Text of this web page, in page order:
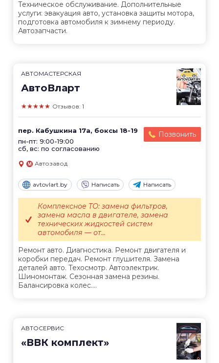
Техническое обслуживание. Дополнительные
услуги: эвакуация авто, установка защиты мотора,
подготовка автомобиля к зимнему периоду.
Автозапчасти.
АВТОМАСТЕРСКАЯ
АвтоВларт
★★★★★ Отзывов: 1
пер. Кабушкина 17а, боксы 18-19
пн-пт: 9:00-19:00
сб, вс: по согласованию
Позвонить
Автозавод
avtovlart.by Написать Написать
Ремонт авто. Диагностика. Ремонт двигателя и
коробки передач. Ремонт глушителя. Замена
деталей авто. Техосмотр. Автоэлектрик.
Шиномонтаж. Сезонная замена резины.
Балансировка колес....
Комплексное ТО: замена фильтров,
замена масла в двигателе, замена
технических жидкостей систем
автомобиля — от...
АВТОСЕРВИС
«ВВК комплект»